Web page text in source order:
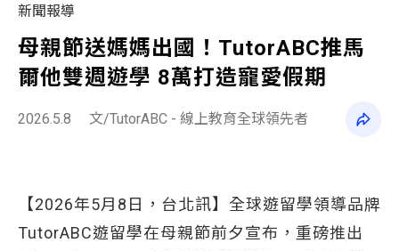
新聞報導
母親節送媽媽出國！TutorABC推馬
爾他雙週遊學 8萬打造寵愛假期
2026.5.8 文/TutorABC - 線上教育全球領先者
【2026年5月8日，台北訊】全球遊留學領導品牌
TutorABC遊留學在母親節前夕宣布，重磅推出